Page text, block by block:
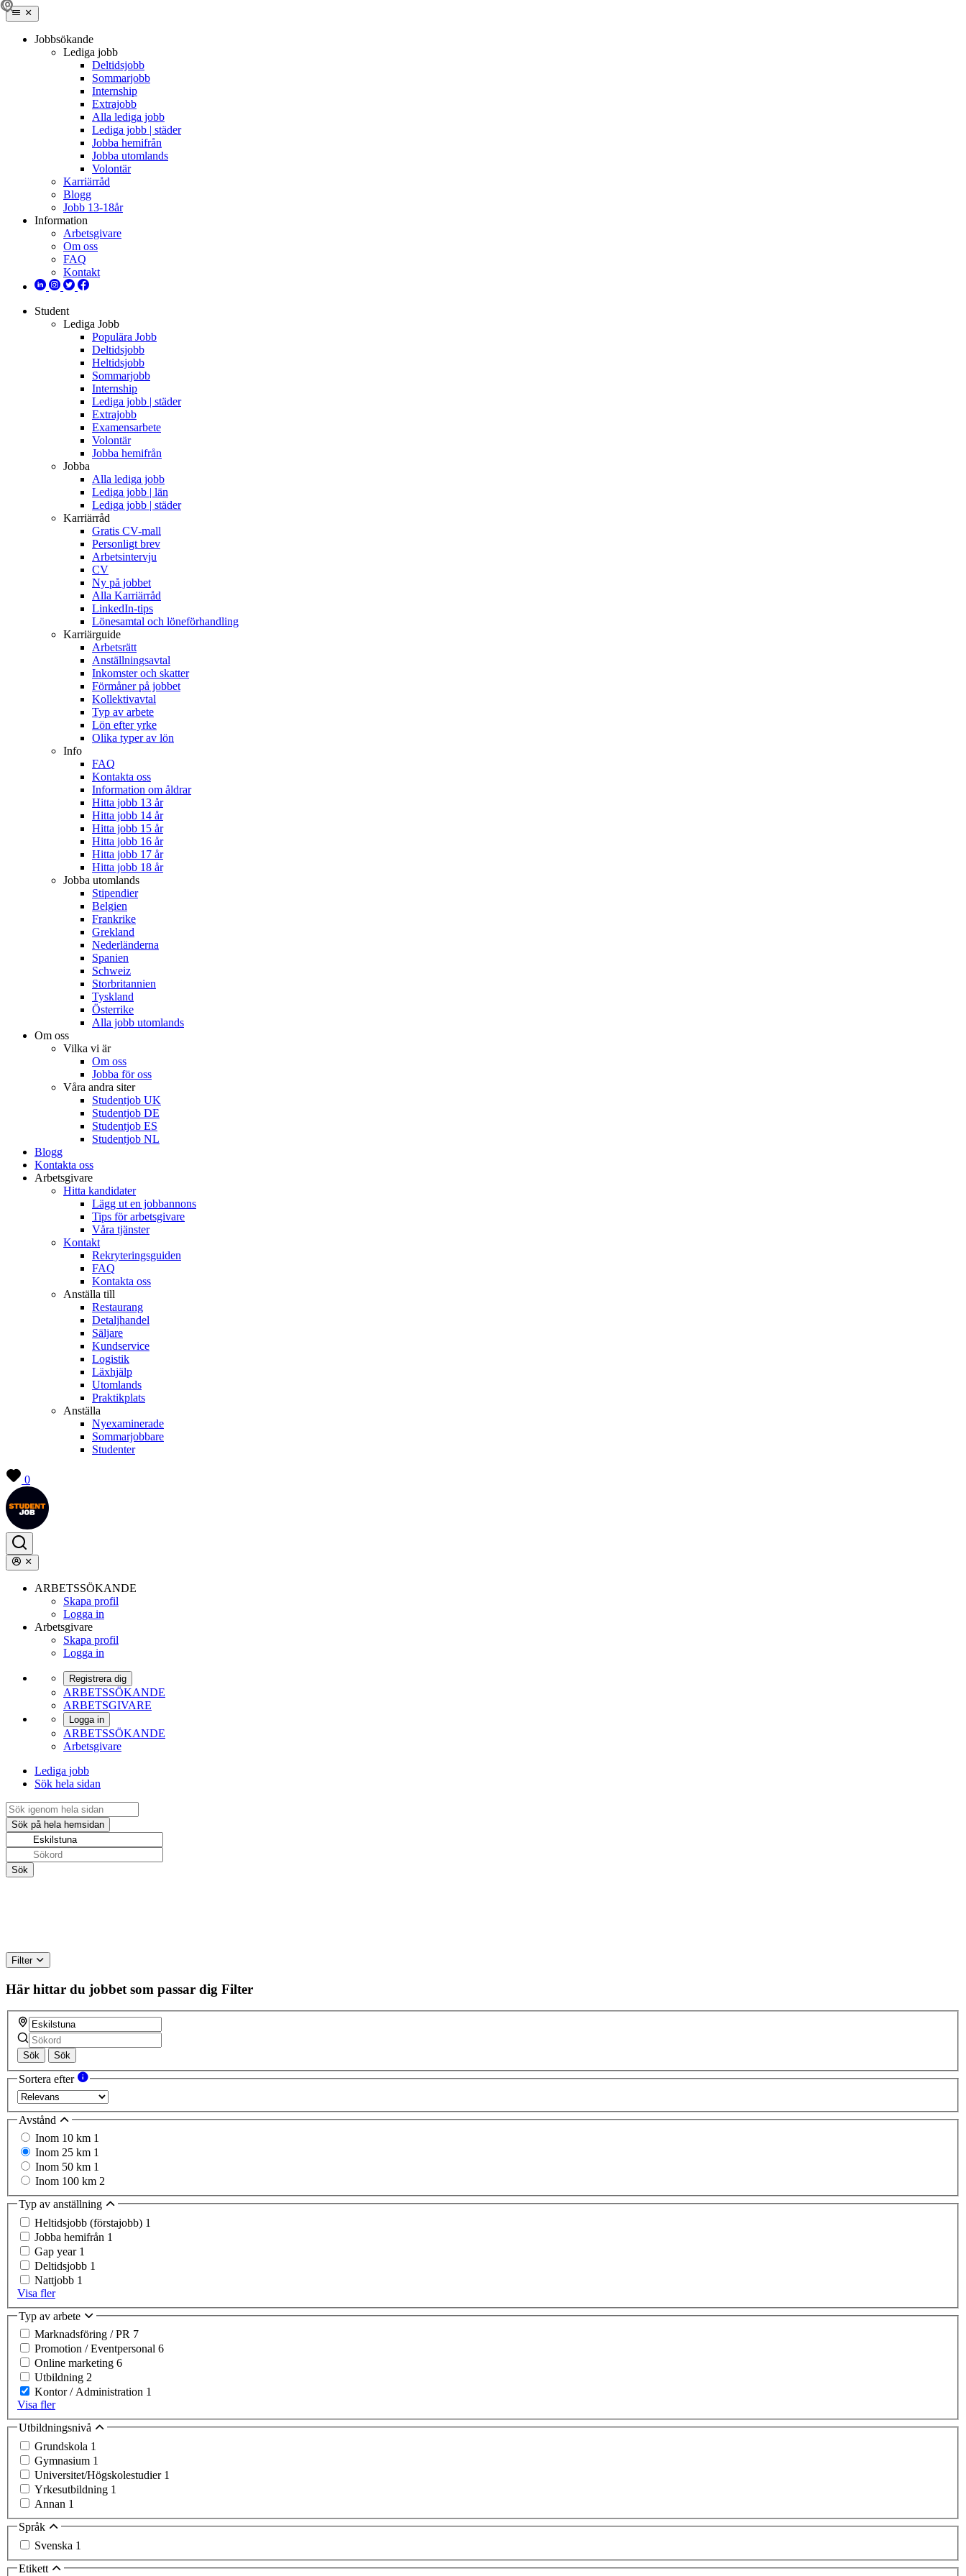
Jobbsökande
Lediga jobb
Deltidsjobb
Sommarjobb
Internship
Extrajobb
Alla lediga jobb
Lediga jobb | städer
Jobba hemifrån
Jobba utomlands
Volontär
Karriärråd
Blogg
Jobb 13-18år
Information
Arbetsgivare
Om oss
FAQ
Kontakt
Student
Lediga Jobb
Populära Jobb
Deltidsjobb
Heltidsjobb
Sommarjobb
Internship
Lediga jobb | städer
Extrajobb
Examensarbete
Volontär
Jobba hemifrån
Jobba
Alla lediga jobb
Lediga jobb | län
Lediga jobb | städer
Karriärråd
Gratis CV-mall
Personligt brev
Arbetsintervju
CV
Ny på jobbet
Alla Karriärråd
LinkedIn-tips
Lönesamtal och löneförhandling
Karriärguide
Arbetsrätt
Anställningsavtal
Inkomster och skatter
Förmåner på jobbet
Kollektivavtal
Typ av arbete
Lön efter yrke
Olika typer av lön
Info
FAQ
Kontakta oss
Information om åldrar
Hitta jobb 13 år
Hitta jobb 14 år
Hitta jobb 15 år
Hitta jobb 16 år
Hitta jobb 17 år
Hitta jobb 18 år
Jobba utomlands
Stipendier
Belgien
Frankrike
Grekland
Nederländerna
Spanien
Schweiz
Storbritannien
Tyskland
Österrike
Alla jobb utomlands
Om oss
Vilka vi är
Om oss
Jobba för oss
Våra andra siter
Studentjob UK
Studentjob DE
Studentjob ES
Studentjob NL
Blogg
Kontakta oss
Arbetsgivare
Hitta kandidater
Lägg ut en jobbannons
Tips för arbetsgivare
Våra tjänster
Kontakt
Rekryteringsguiden
FAQ
Kontakta oss
Anställa till
Restaurang
Detaljhandel
Säljare
Kundservice
Logistik
Läxhjälp
Utomlands
Praktikplats
Anställa
Nyexaminerade
Sommarjobbare
Studenter
0
ARBETSSÖKANDE
Skapa profil
Logga in
Arbetsgivare
Skapa profil
Logga in
Registrera dig
ARBETSSÖKANDE
ARBETSGIVARE
Logga in
ARBETSSÖKANDE
Arbetsgivare
Lediga jobb
Sök hela sidan
Filter
Här hittar du jobbet som passar dig Filter
Sök Sök
Sortera efter
Avstånd
Inom 10 km 1
Inom 25 km 1
Inom 50 km 1
Inom 100 km 2
Typ av anställning
Heltidsjobb (förstajobb) 1
Jobba hemifrån 1
Gap year 1
Deltidsjobb 1
Nattjobb 1
Visa fler
Typ av arbete
Marknadsföring / PR 7
Promotion / Eventpersonal 6
Online marketing 6
Utbildning 2
Kontor / Administration 1
Visa fler
Utbildningsnivå
Grundskola 1
Gymnasium 1
Universitet/Högskolestudier 1
Yrkesutbildning 1
Annan 1
Språk
Svenska 1
Etikett